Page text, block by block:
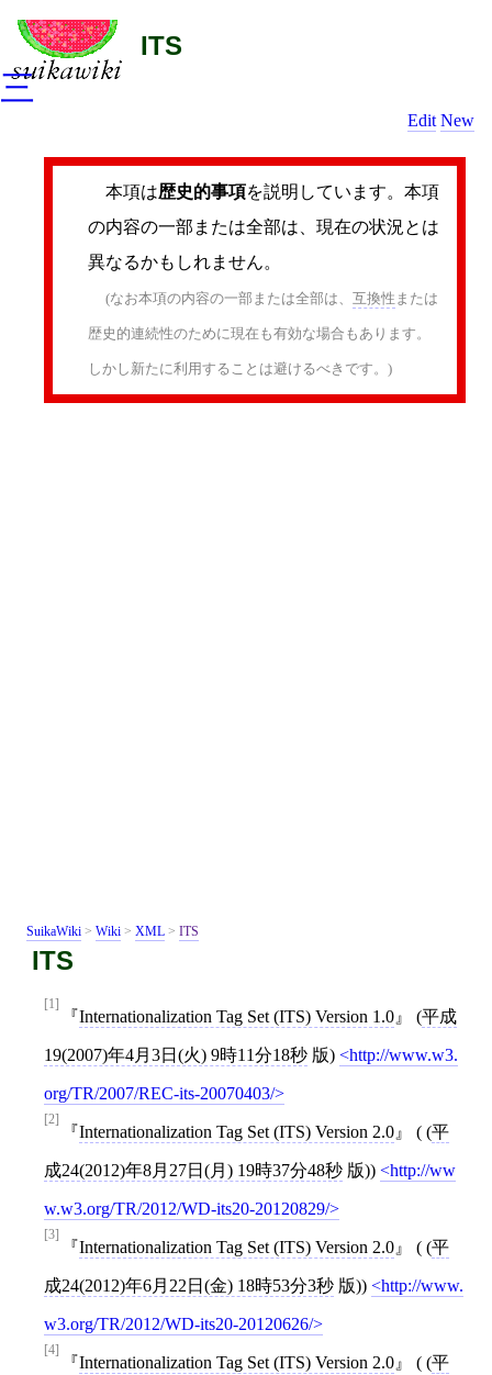
ITS
Edit New
本項は歴史的事項を説明しています。本項
の内容の一部または全部は、現在の状況とは
異なるかもしれません。
(なお本項の内容の一部または全部は、 互換性 または
歴史的連続性のために現在も有効な場合もあります。
しかし新たに利用することは避けるべきです。)
SuikaWiki > Wiki > XML > ITS
ITS
[1]
Internationalization Tag Set (ITS) Version 1.0 (平成
19(2007)年4月3日(火) 9時11分18秒 版) http://www.w3.
org/TR/2007/REC-its-20070403/
[2]
Internationalization Tag Set (ITS) Version 2.0 ( (平
成24(2012)年8月27日(月) 19時37分48秒 版)) http://ww
w.w3.org/TR/2012/WD-its20-20120829/
[3]
Internationalization Tag Set (ITS) Version 2.0 ( (平
成24(2012)年6月22日(金) 18時53分3秒 版)) http://www.
w3.org/TR/2012/WD-its20-20120626/
[4]
Internationalization Tag Set (ITS) Version 2.0 ( (平
三